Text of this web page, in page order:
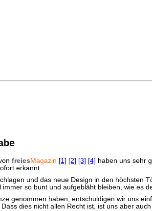
freiesMagazin [1] [2] [3] [4] haben uns sehr
erkannt.
und das neue Design in den höchsten
immer so bunt und aufgebläht bleiben, wie es
genommen haben, entschuldigen wir uns
dies nicht allen Recht ist, ist uns aber